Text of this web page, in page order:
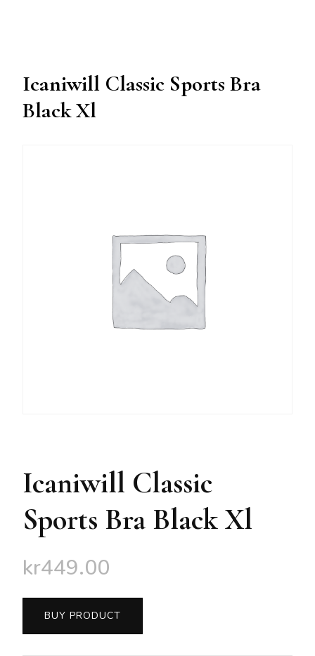
Icaniwill Classic Sports Bra
Black Xl
Icaniwill Classic
Sports Bra Black Xl
kr449.00
BUY PRODUCT